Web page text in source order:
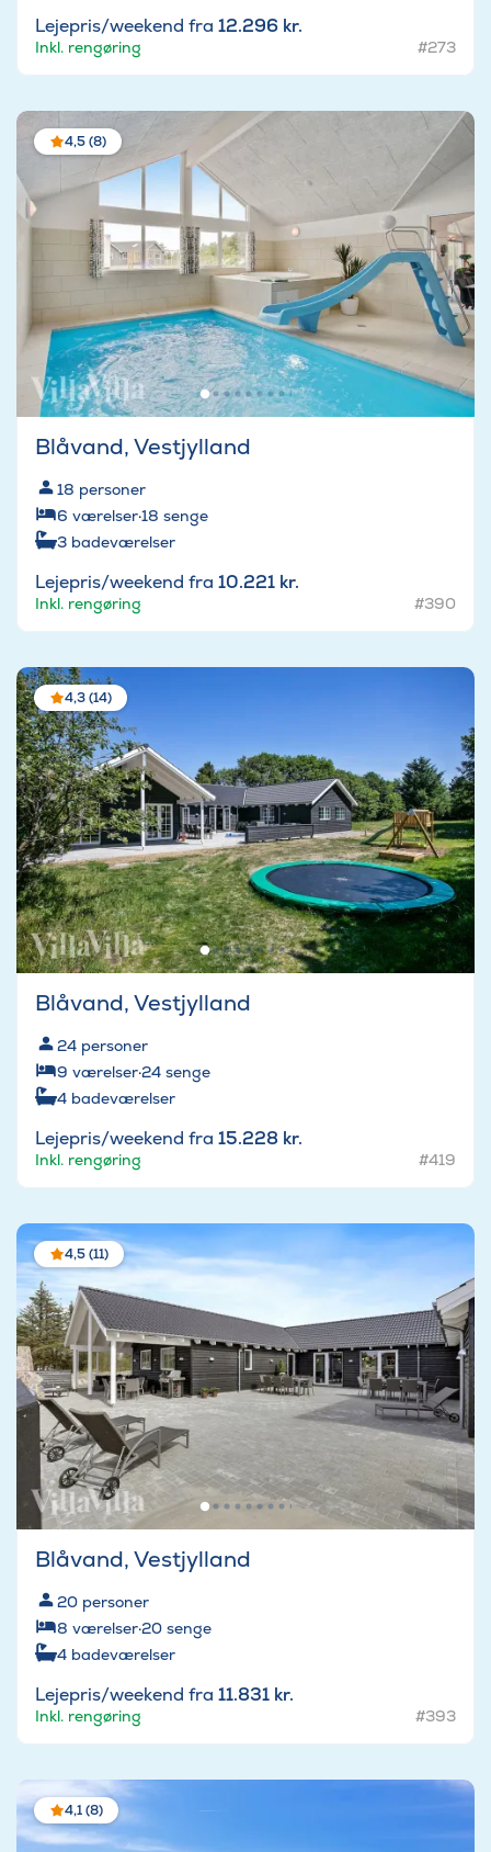
Lejepris/weekend fra 12.296 kr.
Inkl. rengøring #273
4,5 (8)
Blåvand, Vestjylland
18 personer
6 værelser·18 senge
3 badeværelser
Lejepris/weekend fra 10.221 kr.
Inkl. rengøring #390
4,3 (14)
Blåvand, Vestjylland
24 personer
9 værelser·24 senge
4 badeværelser
Lejepris/weekend fra 15.228 kr.
Inkl. rengøring #419
4,5 (11)
Blåvand, Vestjylland
20 personer
8 værelser·20 senge
4 badeværelser
Lejepris/weekend fra 11.831 kr.
Inkl. rengøring #393
4,1 (8)